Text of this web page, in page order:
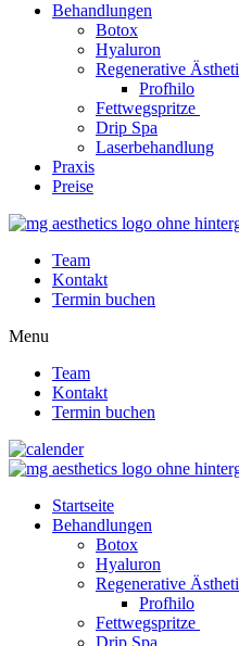
Behandlungen
Botox
Hyaluron
Regenerative
Profhilo
Fettwegspritze
Drip Spa
Laserbehandlung
Praxis
Preise
Team
Kontakt
Termin buchen
Menu
Team
Kontakt
Termin buchen
Startseite
Behandlungen
Botox
Hyaluron
Regenerative
Profhilo
Fettwegspritze
Drip Spa